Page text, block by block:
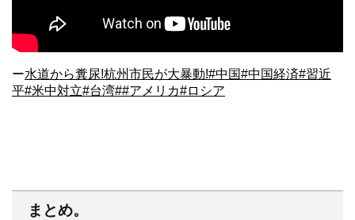
ー水道から糞尿!杭州市民が大暴動!#中国#中国経済#習近
平#米中対立#台湾##アメリカ#ロシア
まとめ。